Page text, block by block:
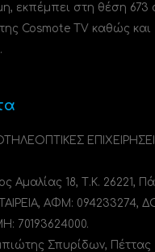
εκπέμπει στη θέση 673
Cosmote TV καθώς και
Αμαλίας 18, Τ.Κ. 26221,
ΑΦΜ: 094233274,
70193624000.
Σπυρίδων, Πέττας